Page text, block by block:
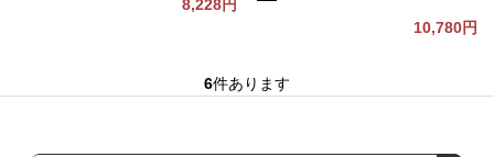
8,228円
10,780円
6件あります